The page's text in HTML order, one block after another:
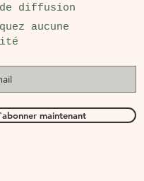
diffusion
aucune
maintenant